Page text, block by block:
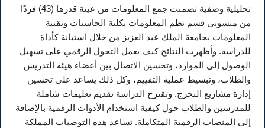
تحليلية وصفية تضمنت جمع المعلومات من عينة قدرها (43) فردًا
من منسوبي قسم نظم المعلومات بكلية الحاسبات وتقنية
المعلومات بجامعة الملك عبد العزيز من خلال استبانة كأداة
للدراسة. وأظهرت النتائج كيف يعمل التحول الرقمي على تسهيل
الوصول إلى الموارد، وتحسين الاتصال بين أعضاء هيئة التدريس
والطلاب، وتبسيط عملية التقييم، وكل ذلك يساعد على تحسين
إدارة مشاريع التخرج. وتقترح الدراسة تقديم تعليمات شاملة
للمدرسين والطلاب حول كيفية استخدام الأدوات الرقمية بالإضافة
إلى المنصات الرقمية المتكاملة. تساعد هذه التوصيات المملكة